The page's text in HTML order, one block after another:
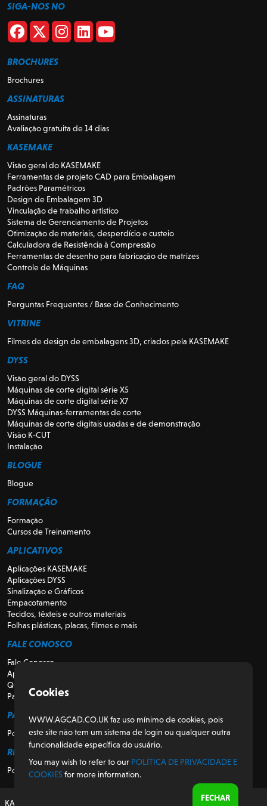
SIGA-NOS NO
BROCHURES
Brochures
ASSINATURAS
Assinaturas
Avaliação gratuita de 14 dias
KASEMAKE
Visão geral do KASEMAKE
Ferramentas de projeto CAD para Embalagem
Padrões Paramétricos
Design de Embalagem 3D
Vinculação de trabalho artístico
Sistema de Gerenciamento de Projetos
Otimização de materiais, desperdício e custeio
Calculadora de Resistência à Compressão
Ferramentas de desenho para fabricação de matrizes
Controle de Máquinas
FAQ
Perguntas Frequentes / Base de Conhecimento
VITRINE
Filmes de design de embalagens 3D, criados pela KASEMAKE
DYSS
Visão geral do DYSS
Máquinas de corte digital série X5
Máquinas de corte digital série X7
DYSS Máquinas-ferramentas de corte
Máquinas de corte digitais usadas e de demonstração
Visão K-CUT
Instalação
BLOGUE
Blogue
FORMAÇÃO
Formação
Cursos de Treinamento
APLICATIVOS
Aplicações KASEMAKE
Aplicações DYSS
Sinalização e Gráficos
Empacotamento
Tecidos, têxteis e outros materiais
Folhas plásticas, placas, filmes e mais
FALE CONOSCO
Fale Conosco
Apoio
Quem somos
Para Revendedores
PARA CLIENTES
Portal do Cliente
REGULATÓRIO
Política de Privacidade e Cookies
KASEMAKE, projetado e desenvolvido no Reino Unido
Cookies
WWW.AGCAD.CO.UK faz uso mínimo de cookies, pois
este site não tem um sistema de login ou qualquer outra
funcionalidade específica do usuário.
You may wish to refer to our POLÍTICA DE PRIVACIDADE E
COOKIES for more information.
FECHAR